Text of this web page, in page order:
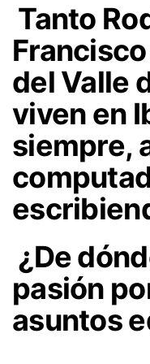
Tanto
del Valle
viven en
siempre,
¿De
pasión
asuntos